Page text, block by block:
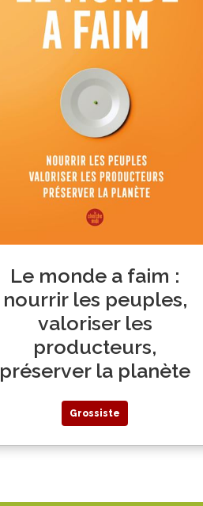
Le monde a faim :
nourrir les peuples,
valoriser les
producteurs,
préserver la planète
Grossiste